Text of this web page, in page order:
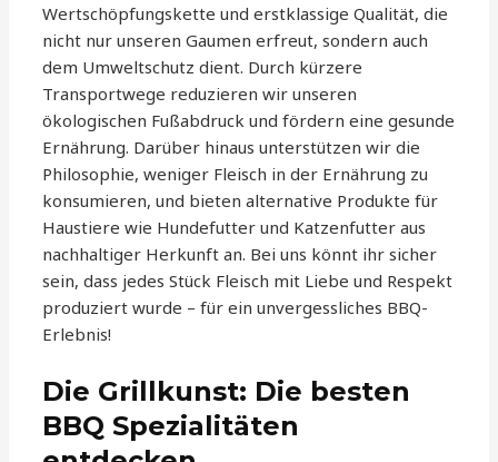
Wertschöpfungskette und erstklassige Qualität, die
nicht nur unseren Gaumen erfreut, sondern auch
dem Umweltschutz dient. Durch kürzere
Transportwege reduzieren wir unseren
ökologischen Fußabdruck und fördern eine gesunde
Ernährung. Darüber hinaus unterstützen wir die
Philosophie, weniger Fleisch in der Ernährung zu
konsumieren, und bieten alternative Produkte für
Haustiere wie Hundefutter und Katzenfutter aus
nachhaltiger Herkunft an. Bei uns könnt ihr sicher
sein, dass jedes Stück Fleisch mit Liebe und Respekt
produziert wurde – für ein unvergessliches BBQ-
Erlebnis!
Die Grillkunst: Die besten
BBQ Spezialitäten